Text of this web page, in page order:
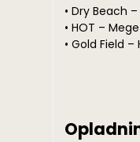
• Dry Beach
• HOT –
• Gold Field